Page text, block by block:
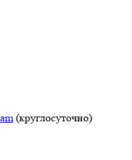
(круглосуточно)